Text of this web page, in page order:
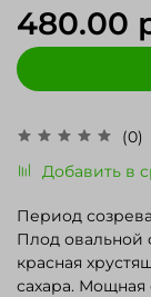
(0)
Добавить в
480.00
Период
Плод овальной формы,
красная
сахара. Мощная